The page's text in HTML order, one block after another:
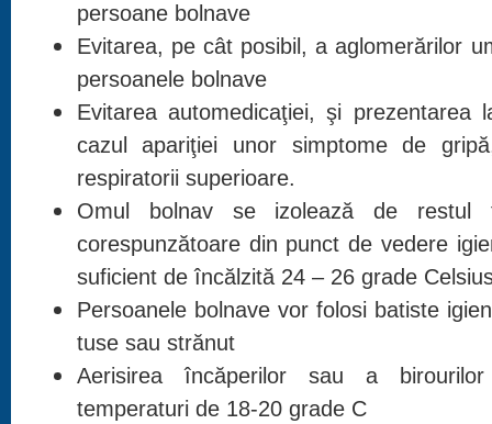
persoane bolnave
Evitarea, pe cât posibil, a aglomerărilor
persoanele bolnave
Evitarea automedicaţiei, şi prezentarea
cazul apariţiei unor simptome de
respiratorii superioare.
Omul bolnav se izolează de restul
corespunzătoare din punct de vedere
suficient de încălzită 24 – 26 grade
Persoanele bolnave vor folosi batiste
tuse sau strănut
Aerisirea încăperilor sau a
temperaturi de 18-20 grade C